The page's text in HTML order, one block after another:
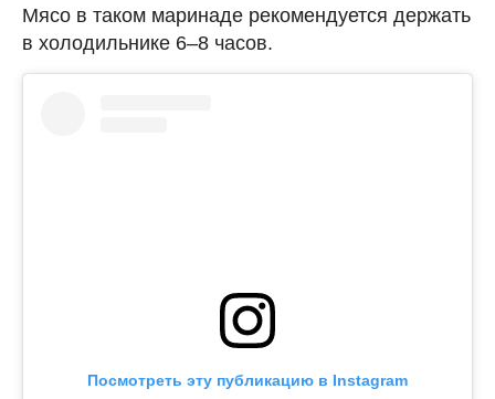
Мясо в таком маринаде рекомендуется держать
в холодильнике 6–8 часов.
Посмотреть эту публикацию в Instagram